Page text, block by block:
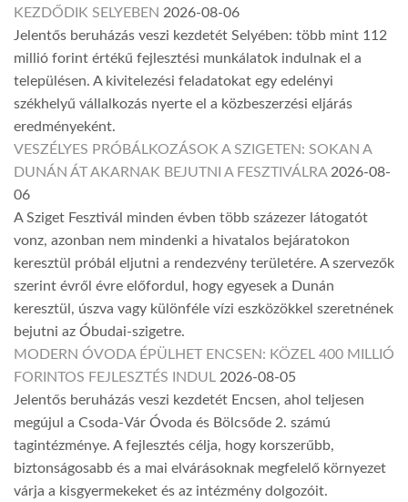
KEZDŐDIK SELYEBEN 2026-08-06
Jelentős beruházás veszi kezdetét Selyében: több mint 112
millió forint értékű fejlesztési munkálatok indulnak el a
településen. A kivitelezési feladatokat egy edelényi
székhelyű vállalkozás nyerte el a közbeszerzési eljárás
eredményeként.
VESZÉLYES PRÓBÁLKOZÁSOK A SZIGETEN: SOKAN A
DUNÁN ÁT AKARNAK BEJUTNI A FESZTIVÁLRA 2026-08-
06
A Sziget Fesztivál minden évben több százezer látogatót
vonz, azonban nem mindenki a hivatalos bejáratokon
keresztül próbál eljutni a rendezvény területére. A szervezők
szerint évről évre előfordul, hogy egyesek a Dunán
keresztül, úszva vagy különféle vízi eszközökkel szeretnének
bejutni az Óbudai-szigetre.
MODERN ÓVODA ÉPÜLHET ENCSEN: KÖZEL 400 MILLIÓ
FORINTOS FEJLESZTÉS INDUL 2026-08-05
Jelentős beruházás veszi kezdetét Encsen, ahol teljesen
megújul a Csoda-Vár Óvoda és Bölcsőde 2. számú
tagintézménye. A fejlesztés célja, hogy korszerűbb,
biztonságosabb és a mai elvárásoknak megfelelő környezet
várja a kisgyermekeket és az intézmény dolgozóit.